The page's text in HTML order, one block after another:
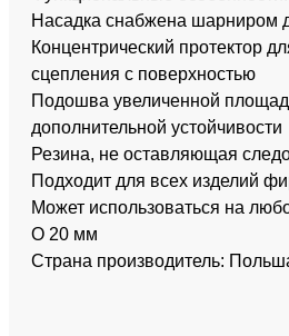
Насадка снабжена шарниром
Концентрический протектор
сцепления с поверхностью
Подошва увеличенной
дополнительной устойчивости
Резина, не оставляющая
Подходит для всех изделий
Может использоваться на
O 20 мм
Страна производитель: